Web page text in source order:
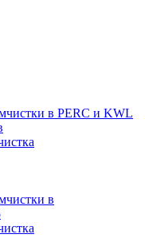
в PERC и KWL
в